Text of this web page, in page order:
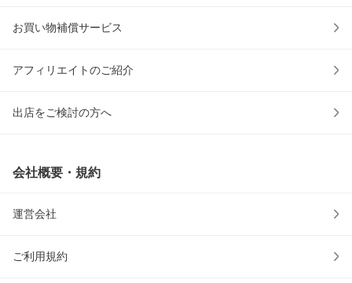
お買い物補償サービス
アフィリエイトのご紹介
出店をご検討の方へ
会社概要・規約
運営会社
ご利用規約